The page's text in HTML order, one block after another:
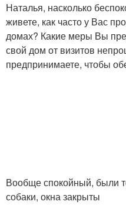
Наталья, насколько
живете, как часто у Вас
домах? Какие меры Вы
свой дом от визитов
предпринимаете, чтобы
Вообще спокойный, были
собаки, окна закрыты